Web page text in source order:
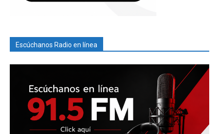
Escúchanos Radio en línea